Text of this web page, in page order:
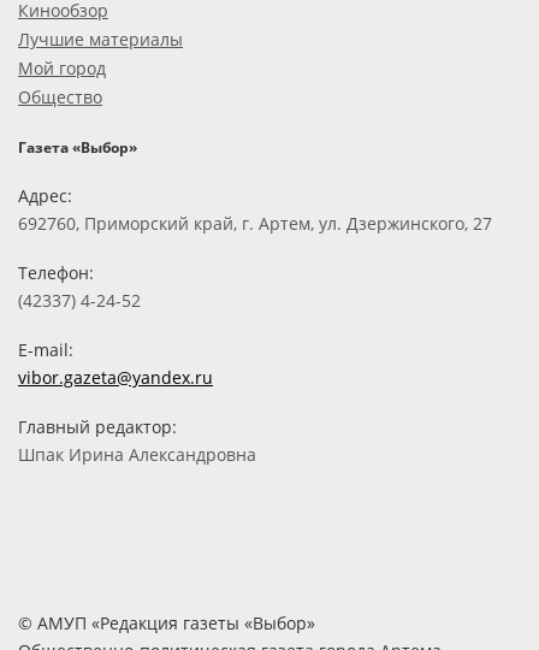
Кинообзор
Лучшие материалы
Мой город
Общество
Газета «Выбор»
Адрес:
692760, Приморский край, г. Артем, ул. Дзержинского, 27
Телефон:
(42337) 4-24-52
E-mail:
vibor.gazeta@yandex.ru
Главный редактор:
Шпак Ирина Александровна
© АМУП «Редакция газеты «Выбор»